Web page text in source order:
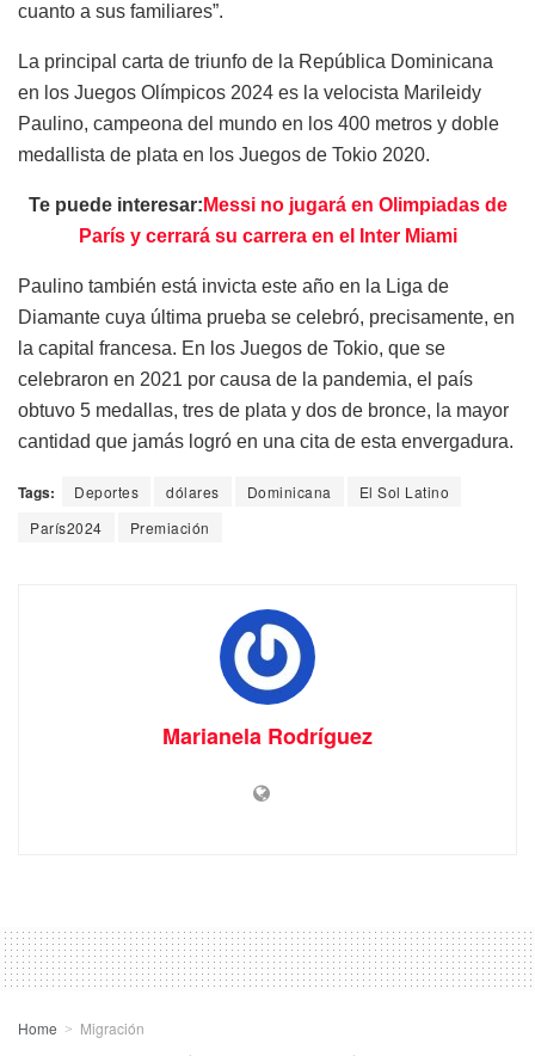
cuanto a sus familiares”.
La principal carta de triunfo de la República Dominicana
en los Juegos Olímpicos 2024 es la velocista Marileidy
Paulino, campeona del mundo en los 400 metros y doble
medallista de plata en los Juegos de Tokio 2020.
Te puede interesar: Messi no jugará en Olimpiadas de
París y cerrará su carrera en el Inter Miami
Paulino también está invicta este año en la Liga de
Diamante cuya última prueba se celebró, precisamente, en
la capital francesa. En los Juegos de Tokio, que se
celebraron en 2021 por causa de la pandemia, el país
obtuvo 5 medallas, tres de plata y dos de bronce, la mayor
cantidad que jamás logró en una cita de esta envergadura.
Tags: Deportes dólares Dominicana
El Sol Latino
París2024
Premiación
Marianela Rodríguez
Home Migración